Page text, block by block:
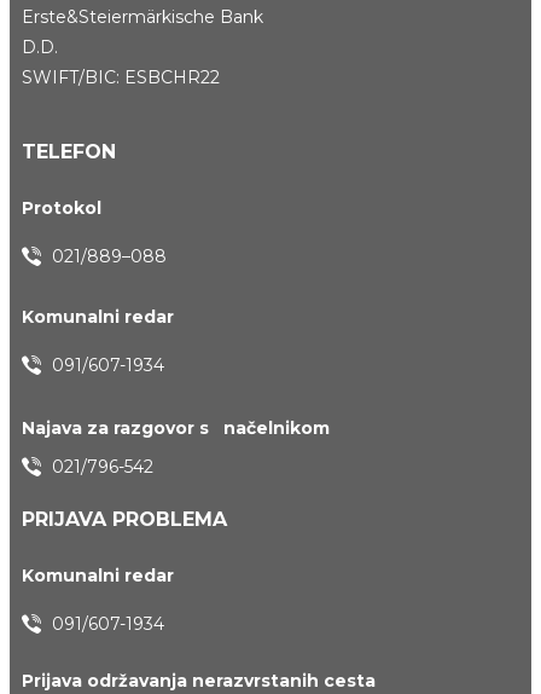
Erste&Steiermärkische Bank
D.D.
SWIFT/BIC: ESBCHR22
TELEFON
Protokol
021/889–088
Komunalni redar
091/607-1934
Najava za razgovor s načelnikom
021/796-542
PRIJAVA PROBLEMA
Komunalni redar
091/607-1934
Prijava održavanja nerazvrstanih cesta